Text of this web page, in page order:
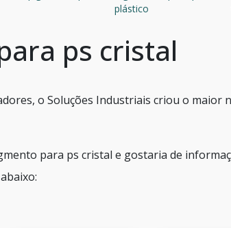
plástico
ps cristal
o Soluções Industriais criou o maior
para ps cristal e gostaria de